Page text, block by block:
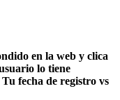
en la web y clica
lo tiene
fecha de registro vs